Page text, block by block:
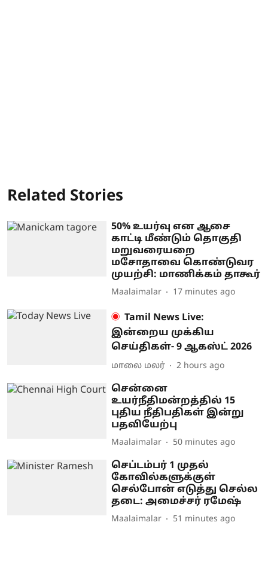
Related Stories
50% உயர்வு என ஆசை
காட்டி மீண்டும் தொகுதி
மறுவரையறை
மசோதாவை கொண்டுவர
முயற்சி: மாணிக்கம் தாகூர்
Maalaimalar 17 minutes ago
Tamil News Live:
இன்றைய முக்கிய
செய்திகள்- 9 ஆகஸ்ட் 2026
மாலை மலர் 2 hours ago
சென்னை
உயர்நீதிமன்றத்தில் 15
புதிய நீதிபதிகள் இன்று
பதவியேற்பு
Maalaimalar 50 minutes ago
செப்டம்பர் 1 முதல்
கோவில்களுக்குள்
செல்போன் எடுத்து செல்ல
தடை: அமைச்சர் ரமேஷ்
Maalaimalar 51 minutes ago